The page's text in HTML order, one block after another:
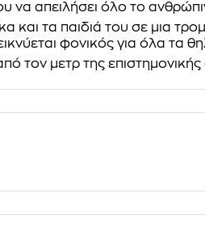
απειλήσει όλο το
και τα παιδιά του σε μια
φονικός για όλα τα
τον μετρ της